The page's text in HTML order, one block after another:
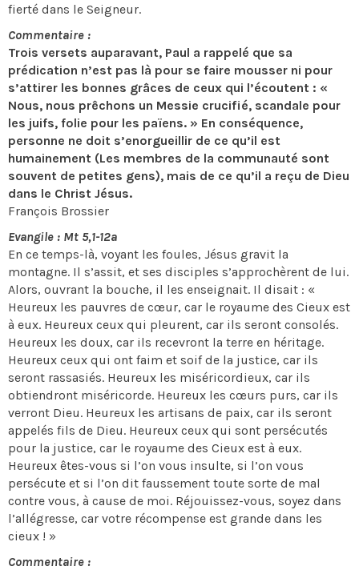
fierté dans le Seigneur.
Commentaire :
Trois versets auparavant, Paul a rappelé que sa
prédication n’est pas là pour se faire mousser ni pour
s’attirer les bonnes grâces de ceux qui l’écoutent : «
Nous, nous prêchons un Messie crucifié, scandale pour
les juifs, folie pour les païens. » En conséquence,
personne ne doit s’enorgueillir de ce qu’il est
humainement (Les membres de la communauté sont
souvent de petites gens), mais de ce qu’il a reçu de Dieu
dans le Christ Jésus.
François Brossier
Evangile : Mt 5,1-12a
En ce temps-là, voyant les foules, Jésus gravit la
montagne. Il s’assit, et ses disciples s’approchèrent de lui.
Alors, ouvrant la bouche, il les enseignait. Il disait : «
Heureux les pauvres de cœur, car le royaume des Cieux est
à eux. Heureux ceux qui pleurent, car ils seront consolés.
Heureux les doux, car ils recevront la terre en héritage.
Heureux ceux qui ont faim et soif de la justice, car ils
seront rassasiés. Heureux les miséricordieux, car ils
obtiendront miséricorde. Heureux les cœurs purs, car ils
verront Dieu. Heureux les artisans de paix, car ils seront
appelés fils de Dieu. Heureux ceux qui sont persécutés
pour la justice, car le royaume des Cieux est à eux.
Heureux êtes-vous si l’on vous insulte, si l’on vous
persécute et si l’on dit faussement toute sorte de mal
contre vous, à cause de moi. Réjouissez-vous, soyez dans
l’allégresse, car votre récompense est grande dans les
cieux ! »
Commentaire :